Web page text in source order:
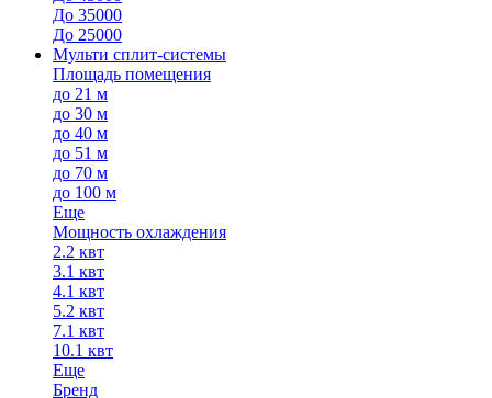
До 35000
До 25000
Мульти сплит-системы
Площадь помещения
до 21 м
до 30 м
до 40 м
до 51 м
до 70 м
до 100 м
Еще
Мощность охлаждения
2.2 квт
3.1 квт
4.1 квт
5.2 квт
7.1 квт
10.1 квт
Еще
Бренд